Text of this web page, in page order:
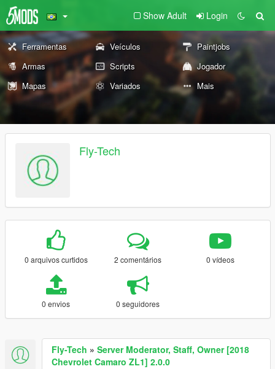
Show Adult Login
Ferramentas Veículos
Paintjobs
Armas
Scripts
Jogador
Mapas
Variados Mais
Fly-Tech
0 arquivos curtidos 2 comentários 0 vídeos
0 envios 0 seguidores
Fly-Tech » Server Moderator, Staff, Owner [2018
Chevrolet Camaro ZL1] 2.0.0